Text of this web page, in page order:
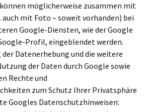
können möglicherweise zusammen mit
mit Foto – soweit vorhanden) bei
Google-Diensten, wie der Google
Profil, eingeblendet werden.
der Datenerhebung und die weitere
der Daten durch Google sowie
Rechte und
zum Schutz Ihrer Privatsphäre
Googles Datenschutzhinweisen: